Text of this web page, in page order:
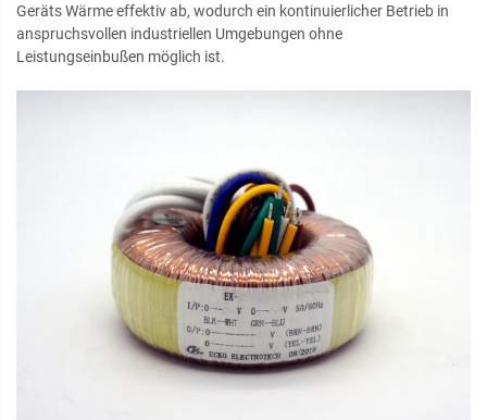
Geräts Wärme effektiv ab, wodurch ein kontinuierlicher Betrieb in
anspruchsvollen industriellen Umgebungen ohne
Leistungseinbußen möglich ist.